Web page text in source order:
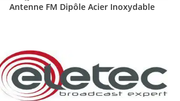
Antenne FM Dipôle Acier Inoxydable